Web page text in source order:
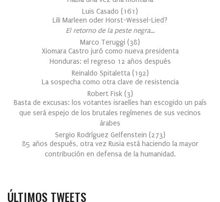
Luis Casado (161 )
Lili Marleen oder Horst-Wessel-Lied?
El retorno de la peste negra…
Marco Teruggi (38)
Xiomara Castro juró como nueva presidenta
Honduras: el regreso 12 años después
Reinaldo Spitaletta (192)
La sospecha como otra clave de resistencia
Robert Fisk (3)
Basta de excusas: los votantes israelíes han escogido un país
que será espejo de los brutales regímenes de sus vecinos
árabes
Sergio Rodríguez Gelfenstein (273)
85 años después, otra vez Rusia está haciendo la mayor
contribución en defensa de la humanidad.
ÚLTIMOS TWEETS